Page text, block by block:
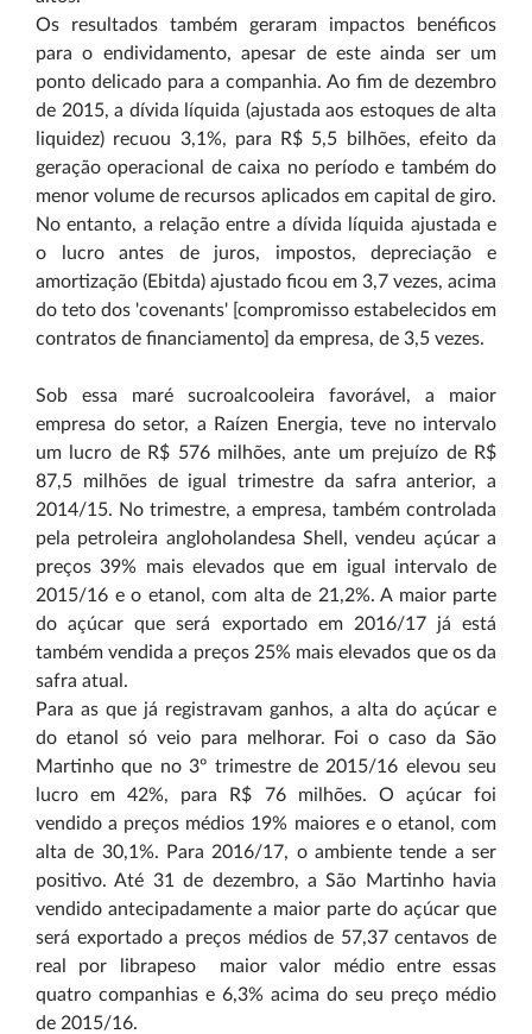
Os resultados também geraram impactos benéficos
para o endividamento, apesar de este ainda ser um
ponto delicado para a companhia. Ao fim de dezembro
de 2015, a dívida líquida (ajustada aos estoques de alta
liquidez) recuou 3,1%, para R$ 5,5 bilhões, efeito da
geração operacional de caixa no período e também do
menor volume de recursos aplicados em capital de giro.
No entanto, a relação entre a dívida líquida ajustada e
o lucro antes de juros, impostos, depreciação e
amortização (Ebitda) ajustado ficou em 3,7 vezes, acima
do teto dos 'covenants' [compromisso estabelecidos em
contratos de financiamento] da empresa, de 3,5 vezes.
Sob essa maré sucroalcooleira favorável, a maior
empresa do setor, a Raízen Energia, teve no intervalo
um lucro de R$ 576 milhões, ante um prejuízo de R$
87,5 milhões de igual trimestre da safra anterior, a
2014/15. No trimestre, a empresa, também controlada
pela petroleira anglo­holandesa Shell, vendeu açúcar a
preços 39% mais elevados que em igual intervalo de
2015/16 e o etanol, com alta de 21,2%. A maior parte
do açúcar que será exportado em 2016/17 já está
também vendida a preços 25% mais elevados que os da
safra atual.
Para as que já registravam ganhos, a alta do açúcar e
do etanol só veio para melhorar. Foi o caso da São
Martinho que no 3º trimestre de 2015/16 elevou seu
lucro em 42%, para R$ 76 milhões. O açúcar foi
vendido a preços médios 19% maiores e o etanol, com
alta de 30,1%. Para 2016/17, o ambiente tende a ser
positivo. Até 31 de dezembro, a São Martinho havia
vendido antecipadamente a maior parte do açúcar que
será exportado a preços médios de 57,37 centavos de
real por libra­peso ­ maior valor médio entre essas
quatro companhias e 6,3% acima do seu preço médio
de 2015/16.